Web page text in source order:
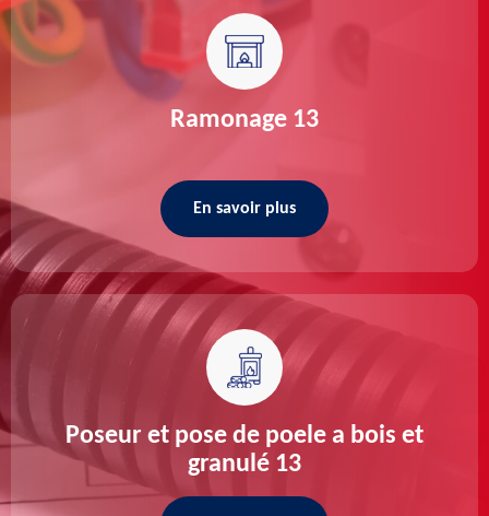
Ramonage 13
En savoir plus
Poseur et pose de poele a bois et
granulé 13